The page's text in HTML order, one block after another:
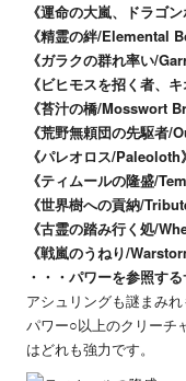
《運命の大嵐、ドラゴ
《精霊の絆/Elemental
《ガラクの群れ率い/
《ビヒモスを招く者、
《苔汁の橋/Mosswort
《荒野無頼団の先駆者/
《パレオロス/Paleoloth》
《ティムールの隆盛/
《世界樹への貢納/
《古霊の踏み行く処/
《戦嵐のうねり/
・・・パワーを参照する
アシュリングも謎まみ
パワー○以上のクリーチ
はどれも強力です。